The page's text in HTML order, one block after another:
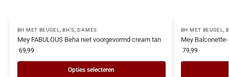
BH MET BEUGEL ,BH'S ,DAMES
Mey FABULOUS Beha niet voorgevormd cream tan
69,99
Opties selecteren
BH MET BEUGEL ,
Mey
79,99